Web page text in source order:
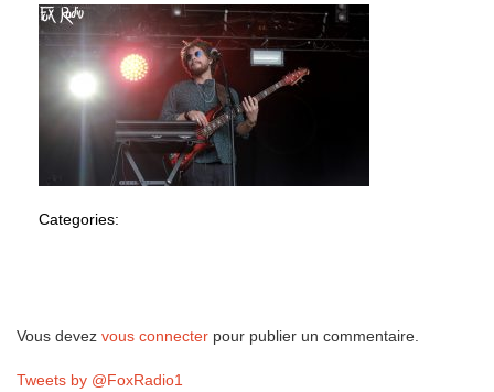
Categories:
Vous devez vous connecter pour publier un commentaire.
Tweets by @FoxRadio1